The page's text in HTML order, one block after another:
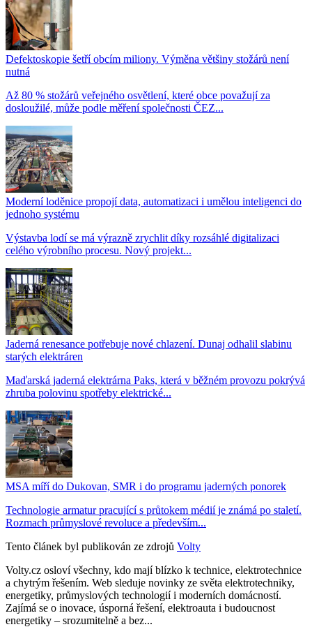
Defektoskopie šetří obcím miliony. Výměna většiny stožárů není
nutná
Až 80 % stožárů veřejného osvětlení, které obce považují za
dosloužilé, může podle měření společnosti ČEZ...
Moderní loděnice propojí data, automatizaci i umělou inteligenci do
jednoho systému
Výstavba lodí se má výrazně zrychlit díky rozsáhlé digitalizaci
celého výrobního procesu. Nový projekt...
Jaderná renesance potřebuje nové chlazení. Dunaj odhalil slabinu
starých elektráren
Maďarská jaderná elektrárna Paks, která v běžném provozu pokrývá
zhruba polovinu spotřeby elektrické...
MSA míří do Dukovan, SMR i do programu jaderných ponorek
Technologie armatur pracující s průtokem médií je známá po staletí.
Rozmach průmyslové revoluce a především...
Tento článek byl publikován ze zdrojů Volty
Volty.cz osloví všechny, kdo mají blízko k technice, elektrotechnice
a chytrým řešením. Web sleduje novinky ze světa elektrotechniky,
energetiky, průmyslových technologií i moderních domácností.
Zajímá se o inovace, úsporná řešení, elektroauta i budoucnost
energetiky – srozumitelně a bez...